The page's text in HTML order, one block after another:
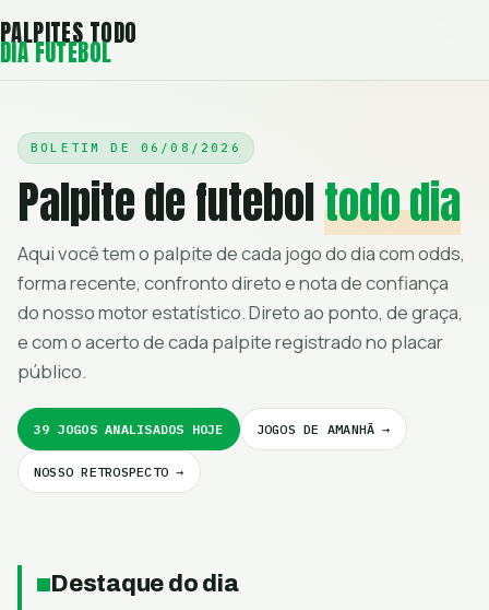
PALPITES TODO
DIA FUTEBOL
BOLETIM DE 06/08/2026
Palpite de futeboltodo dia
Aqui você tem o palpite de cada jogo do dia com odds,
forma recente, confronto direto e nota de confiança
do nosso motor estatístico. Direto ao ponto, de graça,
e com o acerto de cada palpite registrado no placar
público.
39 JOGOS ANALISADOS HOJE JOGOS DE AMANHÃ →
NOSSO RETROSPECTO →
Destaque do dia